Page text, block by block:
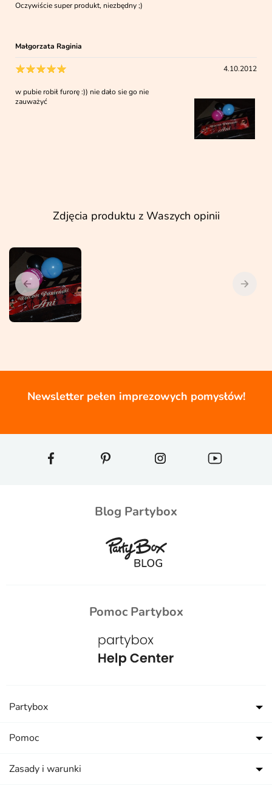
Oczywiście super produkt, niezbędny ;)
Małgorzata Raginia
4.10.2012
w pubie robił furorę :)) nie dało sie go nie
zauważyć
Zdjęcia produktu z Waszych opinii
Newsletter pełen imprezowych pomysłów!
Blog Partybox
Pomoc Partybox
Partybox
Pomoc
Zasady i warunki